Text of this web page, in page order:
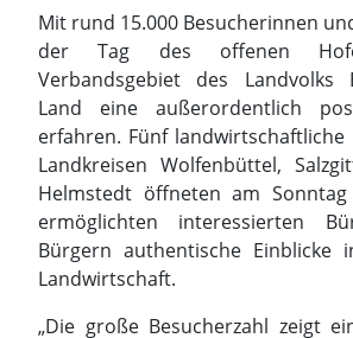
Helmstedt öffneten am
ermöglichten interessierten
Bürgern authentische Einblicke
Landwirtschaft.
„Die große Besucherzahl zeigt
groß das Interesse an
Landwirtschaft ist. Unsere
Gelegenheit genutzt, ihre
darzustellen und mit den
Gespräch zu kommen“, betont
Braunschweiger Land.